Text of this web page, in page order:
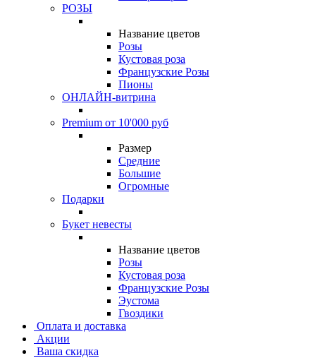
РОЗЫ
Название цветов
Розы
Кустовая роза
Французские Розы
Пионы
ОНЛАЙН-витрина
Premium от 10'000 руб
Размер
Средние
Большие
Огромные
Подарки
Букет невесты
Название цветов
Розы
Кустовая роза
Французские Розы
Эустома
Гвоздики
Оплата и доставка
Акции
Ваша скидка